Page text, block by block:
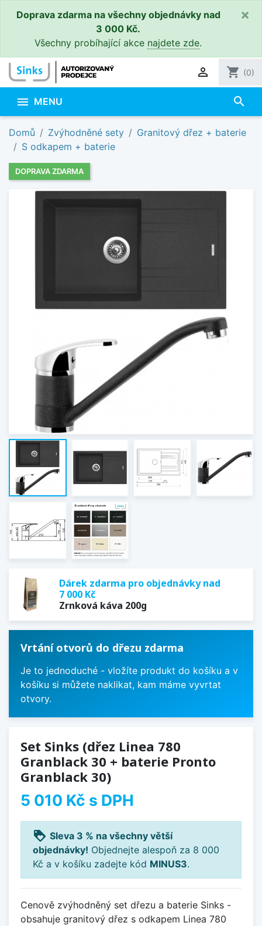
Doprava zdarma na všechny objednávky nad
3 000 Kč.
Všechny probíhající akce najdete zde.
×
 shopping_cart (0)
 MENU search
Domů Zvýhodněné sety
Granitový dřez + baterie
S odkapem + baterie
DOPRAVA ZDARMA
Dárek zdarma pro objednávky nad
7 000 Kč
Zrnková káva 200g
Vrtání otvorů do dřezu zdarma
Je to jednoduché - vložíte produkt do košíku a v
košíku si můžete naklikat, kam máme vyvrtat
otvory.
Set Sinks (dřez Linea 780
Granblack 30 + baterie Pronto
Granblack 30)
5 010 Kč s DPH
loyalty Sleva 3 % na všechny větší
objednávky! Objednejte alespoň za 8 000
Kč a v košíku zadejte kód MINUS3.
Cenově zvýhodněný set dřezu a baterie Sinks -
obsahuje granitový dřez s odkapem Linea 780